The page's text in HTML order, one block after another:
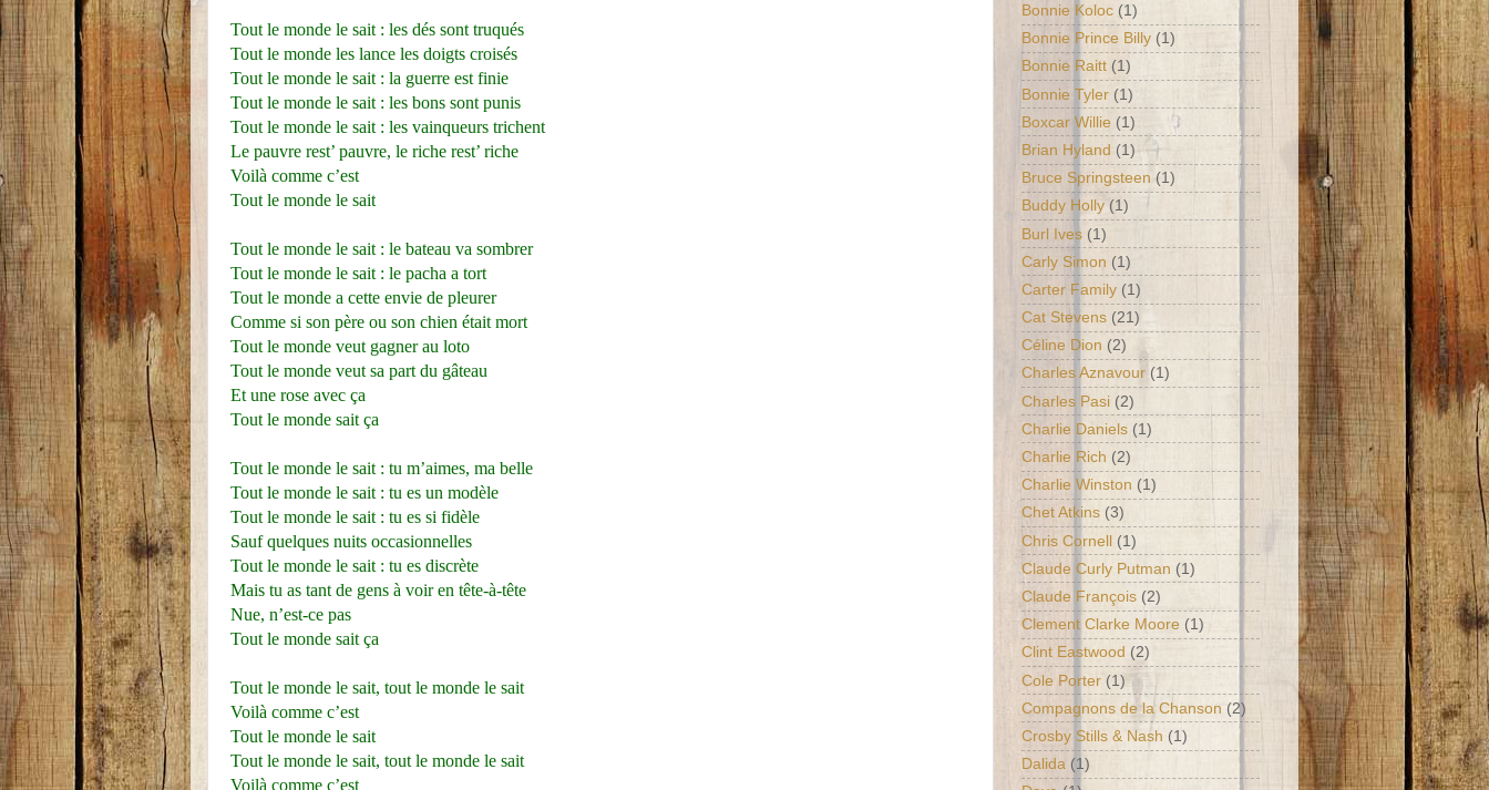
Tout le monde le sait : les dés sont truqués
Tout le monde les lance les doigts croisés
Tout le monde le sait : la guerre est finie
Tout le monde le sait : les bons sont punis
Tout le monde le sait : les vainqueurs trichent
Le pauvre rest’ pauvre, le riche rest’ riche
Voilà comme c’est
Tout le monde le sait
Tout le monde le sait : le bateau va sombrer
Tout le monde le sait : le pacha a tort
Tout le monde a cette envie de pleurer
Comme si son père ou son chien était mort
Tout le monde veut gagner au loto
Tout le monde veut sa part du gâteau
Et une rose avec ça
Tout le monde sait ça
Tout le monde le sait : tu m’aimes, ma belle
Tout le monde le sait : tu es un modèle
Tout le monde le sait : tu es si fidèle
Sauf quelques nuits occasionnelles
Tout le monde le sait : tu es discrète
Mais tu as tant de gens à voir en tête-à-tête
Nue, n’est-ce pas
Tout le monde sait ça
Tout le monde le sait, tout le monde le sait
Voilà comme c’est
Tout le monde le sait
Tout le monde le sait, tout le monde le sait
Voilà comme c’est
Bonnie Koloc (1)
Bonnie Prince Billy (1)
Bonnie Raitt (1)
Bonnie Tyler (1)
Boxcar Willie (1)
Brian Hyland (1)
Bruce Springsteen (1)
Buddy Holly (1)
Burl Ives (1)
Carly Simon (1)
Carter Family (1)
Cat Stevens (21)
Céline Dion (2)
Charles Aznavour (1)
Charles Pasi (2)
Charlie Daniels (1)
Charlie Rich (2)
Charlie Winston (1)
Chet Atkins (3)
Chris Cornell (1)
Claude Curly Putman (1)
Claude François (2)
Clement Clarke Moore (1)
Clint Eastwood (2)
Cole Porter (1)
Compagnons de la Chanson (2)
Crosby Stills & Nash (1)
Dalida (1)